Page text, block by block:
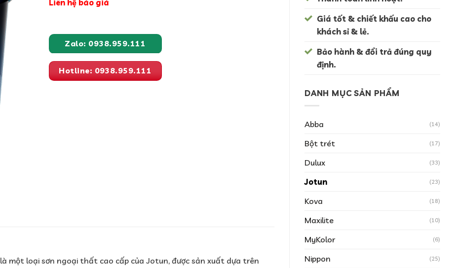
Giá tốt & chiết khấu cao cho
khách sỉ & lẻ.
Bảo hành & đổi trả đúng quy
định.
DANH MỤC SẢN PHẨM
Abba (14)
Bột trét (17)
Dulux (33)
Jotun (23)
Kova (18)
Maxilite (10)
MyKolor (6)
Nippon (25)
Liên hệ báo giá
Zalo: 0938.959.111
Hotline: 0938.959.111
là một loại sơn ngoại thất cao cấp của Jotun, được sản xuất dựa trên